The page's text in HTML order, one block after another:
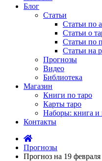
Блог
Статьи
Статьи по
Статьи о
Статьи по
Статьи на
Прогнозы
Видео
Библиотека
Магазин
Книги по таро
Карты таро
Наборы: книга и
Контакты
Прогнозы
Прогноз на 19 февраля